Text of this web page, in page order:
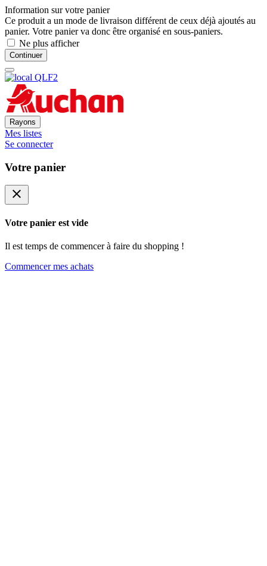
Information sur votre panier
Ce produit a un mode de livraison différent de ceux déjà ajoutés au
panier. Votre panier va donc être organisé en sous-paniers.
Ne plus afficher
Continuer
Rayons
Mes listes
Se connecter
Votre panier
close
Votre panier est vide
Il est temps de commencer à faire du shopping !
Commencer mes achats